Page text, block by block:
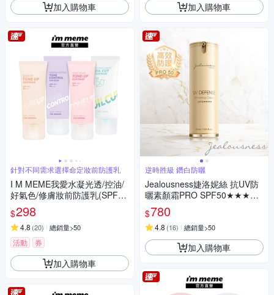
加入購物車
針對不同需求選擇命定妝前防護乳
I M MEME我愛水凝光透/控油/
好氣色/修膚妝前防護乳(SPF50
+PA++++)
$298
4.8 (20) 總銷量>50
活動 券
加入購物車
加入購物車
逆時胜級 鑽白防曬
Jealousness婕洛妮絲 抗UV防
曬素顏霜PRO SPF50★★★★3
0ml
$780
4.8 (16) 總銷量>50
加入購物車